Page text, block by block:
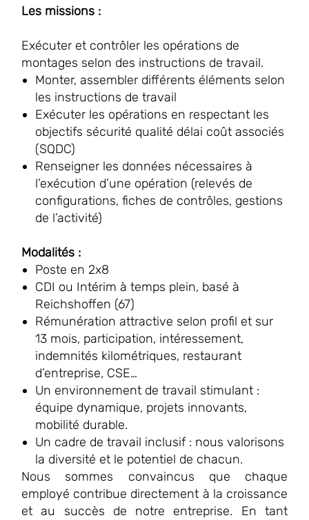
Les missions :
Exécuter et contrôler les opérations de
montages selon des instructions de travail.
Monter, assembler différents éléments selon
les instructions de travail
Exécuter les opérations en respectant les
objectifs sécurité qualité délai coût associés
(SQDC)
Renseigner les données nécessaires à
l’exécution d’une opération (relevés de
configurations, fiches de contrôles, gestions
de l’activité)
Modalités :
Poste en 2x8
CDI ou Intérim à temps plein, basé à
Reichshoffen (67)
Rémunération attractive selon profil et sur
13 mois, participation, intéressement,
indemnités kilométriques, restaurant
d’entreprise, CSE…
Un environnement de travail stimulant :
équipe dynamique, projets innovants,
mobilité durable.
Un cadre de travail inclusif : nous valorisons
la diversité et le potentiel de chacun.
Nous sommes convaincus que chaque
employé contribue directement à la croissance
et au succès de notre entreprise. En tant